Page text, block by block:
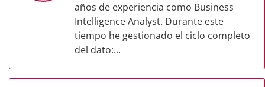
años de experiencia como Business
Intelligence Analyst. Durante este
tiempo he gestionado el ciclo completo
del dato:...